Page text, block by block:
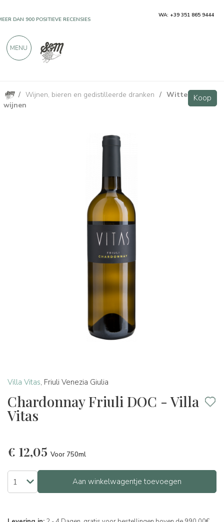
/ Wijnen, bieren en gedistilleerde dranken / Witte
wijnen
Koop
Villa Vitas, Friuli Venezia Giulia
Chardonnay Friuli DOC - Villa
Vitas
€ 12,05 Voor 750ml
Aan winkelwagentje toevoegen
Chardonnay Friuli DOC - Villa Vitas Koop
DAN 900 POSITIEVE RECENSIES WA: +39 351 865 9444
MENU